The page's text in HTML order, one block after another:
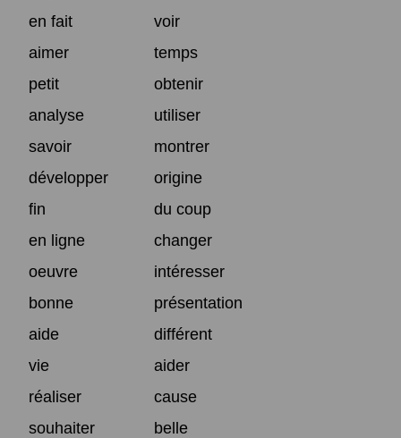
en fait
voir
aimer
temps
petit
obtenir
analyse
utiliser
savoir
montrer
développer
origine
fin
du coup
en ligne
changer
oeuvre
intéresser
bonne
présentation
aide
différent
vie
aider
réaliser
cause
souhaiter
belle